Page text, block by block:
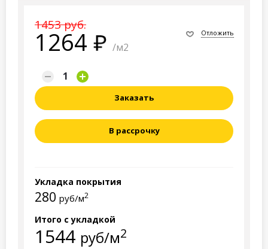
1453 руб.
1264 /м2
Отложить
Заказать
В рассрочку
Укладка покрытия
280 руб/м2
Итого с укладкой
1544 руб/м2